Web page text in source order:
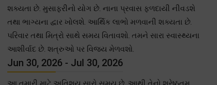
શક્યતા છે. મુસાફરીનો યોગ છે. નાના પ્રવાસ ફળદાયી નીવડશે
તથા ભાગ્યના દ્વાર ખોલશે. આર્થિક લાભો મળવાની શક્યતા છે.
પરિવાર તથા મિત્રો સાથે સમય વિતાવશો. તમને સારા સ્વાસ્થ્યના
આશીર્વાદ છે. શત્રુઓ પર વિજય મેળવશો.
Jun 30, 2026 - Jul 30, 2026